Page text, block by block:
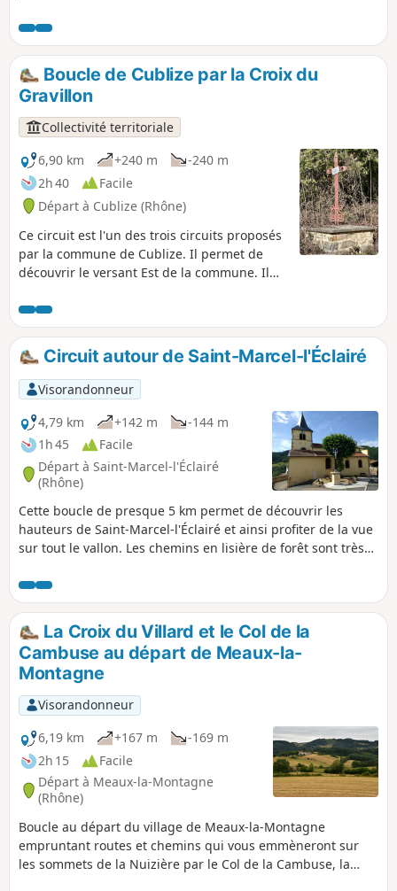
Boucle de Cublize par la Croix du
Gravillon
Collectivité territoriale
6,90 km
+240 m
-240 m
2h 40
Facile
Départ à Cublize (Rhône)
Ce circuit est l'un des trois circuits proposés
par la commune de Cublize. Il permet de
découvrir le versant Est de la commune. Il
circuit C.
Circuit autour de Saint-Marcel-l'Éclairé
Visorandonneur
4,79 km
+142 m
-144 m
1h 45
Facile
Départ à Saint-Marcel-l'Éclairé
(Rhône)
Cette boucle de presque 5 km permet de découvrir les
hauteurs de Saint-Marcel-l'Éclairé et ainsi profiter de la vue
sur tout le vallon. Les chemins en lisière de forêt sont très
La Croix du Villard et le Col de la
Cambuse au départ de Meaux-la-
Montagne
Visorandonneur
6,19 km
+167 m
-169 m
2h 15
Facile
Départ à Meaux-la-Montagne
(Rhône)
Boucle au départ du village de Meaux-la-Montagne
empruntant routes et chemins qui vous emmèneront sur
les sommets de la Nuizière par le Col de la Cambuse, la